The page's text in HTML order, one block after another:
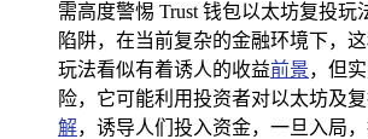
需高度警惕 Trust 钱包以太坊复投玩
陷阱，在当前复杂的金融环境下，
玩法看似有着诱人的收益前景，但
险，它可能利用投资者对以太坊及
解，诱导人们投入资金，一旦入局